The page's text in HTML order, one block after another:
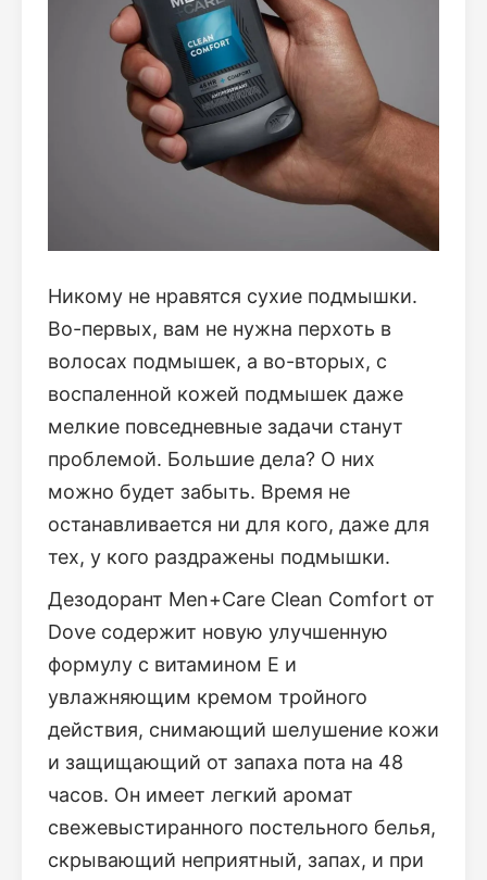
Никому не нравятся сухие подмышки.
Во-первых, вам не нужна перхоть в
волосах подмышек, а во-вторых, с
воспаленной кожей подмышек даже
мелкие повседневные задачи станут
проблемой. Большие дела? О них
можно будет забыть. Время не
останавливается ни для кого, даже для
тех, у кого раздражены подмышки.
Дезодорант Men+Care Clean Comfort от
Dove содержит новую улучшенную
формулу с витамином Е и
увлажняющим кремом тройного
действия, снимающий шелушение кожи
и защищающий от запаха пота на 48
часов. Он имеет легкий аромат
свежевыстиранного постельного белья,
скрывающий неприятный, запах, и при